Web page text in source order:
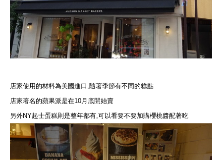
店家使用的材料為美國進口,隨著季節有不同的糕點
店家著名的蘋果派是在10月底開始賣
另外NY起士蛋糕則是整年都有,可以看要不要加購櫻桃醬配著吃